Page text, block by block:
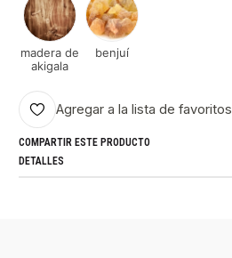
madera de
akigala
benjuí
Agregar a la lista de favoritos
COMPARTIR ESTE PRODUCTO
DETALLES